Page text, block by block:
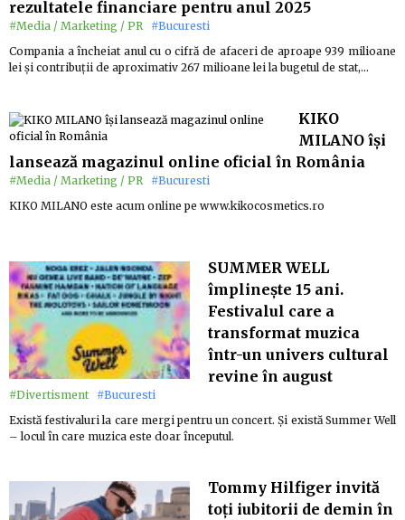
rezultatele financiare pentru anul 2025
#Media / Marketing / PR #Bucuresti
Compania a încheiat anul cu o cifră de afaceri de aproape 939 milioane
lei și contribuții de aproximativ 267 milioane lei la bugetul de stat,…
KIKO
MILANO își
lansează magazinul online oficial în România
#Media / Marketing / PR #Bucuresti
KIKO MILANO este acum online pe www.kikocosmetics.ro
SUMMER WELL
împlinește 15 ani.
Festivalul care a
transformat muzica
într-un univers cultural
revine în august
#Divertisment #Bucuresti
Există festivaluri la care mergi pentru un concert. Și există Summer Well
– locul în care muzica este doar începutul.
Tommy Hilfiger invită
toți iubitorii de demin în